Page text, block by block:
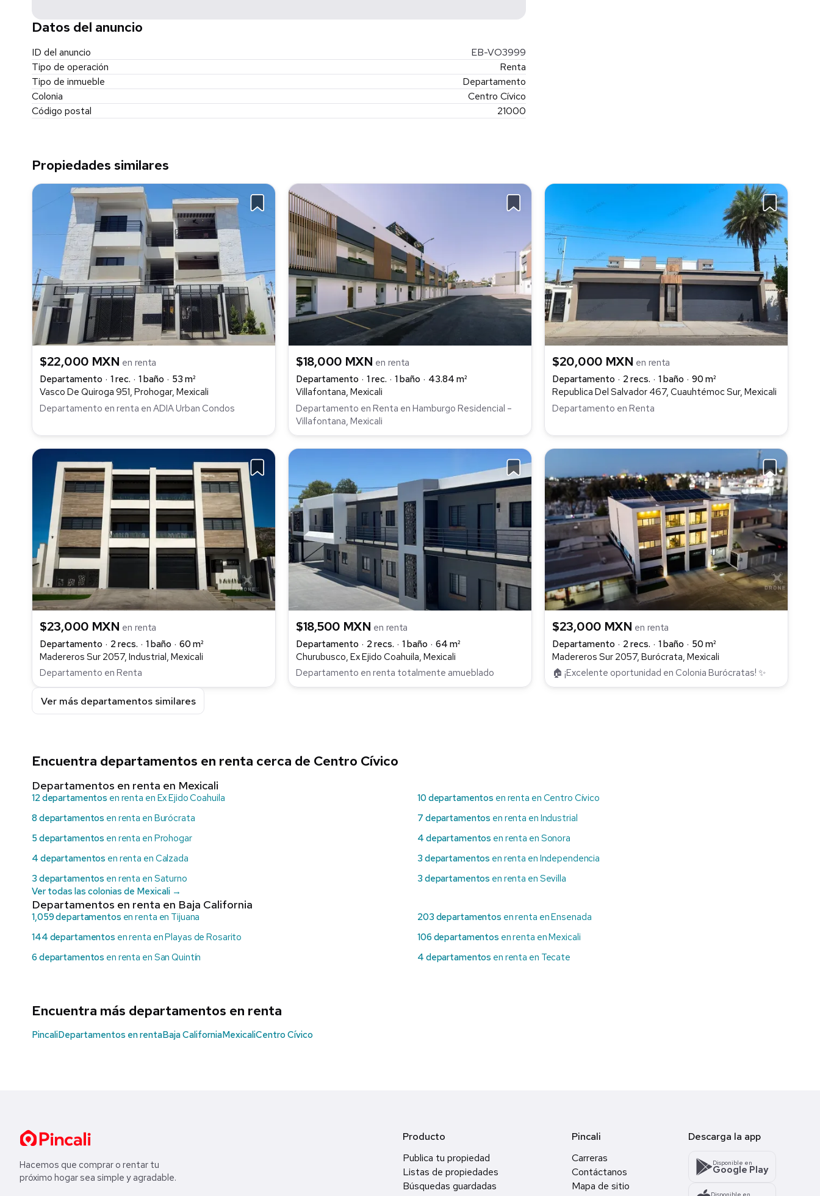
Datos del anuncio
ID del anuncio
EB-VO3999
Tipo de operación
Renta
Tipo de inmueble
Departamento
Colonia
Centro Cívico
Código postal
21000
Propiedades similares
$22,000 MXN en renta
Departamento
1 rec. 1 baño
53 m²
Vasco De Quiroga 951, Prohogar, Mexicali
Departamento en renta en ADIA Urban Condos
$18,000 MXN en renta
Departamento
1 rec. 1 baño
43.84 m²
Villafontana, Mexicali
Departamento en Renta en Hamburgo Residencial –
Villafontana, Mexicali
$20,000 MXN en renta
Departamento
2 recs. 1 baño
90 m²
Republica Del Salvador 467, Cuauhtémoc Sur, Mexicali
Departamento en Renta
$23,000 MXN en renta
Departamento
2 recs. 1 baño
60 m²
Madereros Sur 2057, Industrial, Mexicali
Departamento en Renta
$18,500 MXN en renta
Departamento
2 recs. 1 baño
64 m²
Churubusco, Ex Ejido Coahuila, Mexicali
Departamento en renta totalmente amueblado
$23,000 MXN en renta
Departamento
2 recs. 1 baño
50 m²
Madereros Sur 2057, Burócrata, Mexicali
🏠 ¡Excelente oportunidad en Colonia Burócratas! ✨
Ver más departamentos similares
Encuentra departamentos en renta cerca de Centro Cívico
Departamentos en renta en Mexicali
12 departamentos en renta en Ex Ejido Coahuila 10 departamentos en renta en Centro Cívico
8 departamentos en renta en Burócrata 7 departamentos en renta en Industrial
5 departamentos en renta en Prohogar 4 departamentos en renta en Sonora
4 departamentos en renta en Calzada 3 departamentos en renta en Independencia
3 departamentos en renta en Saturno 3 departamentos en renta en Sevilla
Ver todas las colonias de Mexicali →
Departamentos en renta en Baja California
1,059 departamentos en renta en Tijuana 203 departamentos en renta en Ensenada
144 departamentos en renta en Playas de Rosarito 106 departamentos en renta en Mexicali
6 departamentos en renta en San Quintín 4 departamentos en renta en Tecate
Encuentra más departamentos en renta
PincaliDepartamentos en rentaBaja CaliforniaMexicaliCentro Cívico
Hacemos que comprar o rentar tu
próximo hogar sea simple y agradable.
Producto
Publica tu propiedad
Listas de propiedades
Búsquedas guardadas
Pincali
Carreras
Contáctanos
Mapa de sitio
Descarga la app
Disponible en
Google Play
Disponible en